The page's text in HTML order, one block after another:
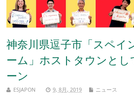
神奈川県逗子市「スペイ
ーム」ホストタウンと
ーン
ESJAPON 9, 8月, 2019 ニュース